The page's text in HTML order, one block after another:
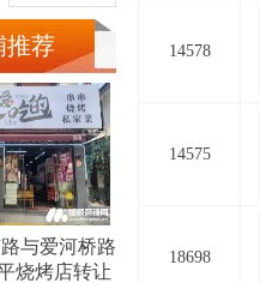
荐
与爱河桥路
烧烤店转让
14578
14575
18698